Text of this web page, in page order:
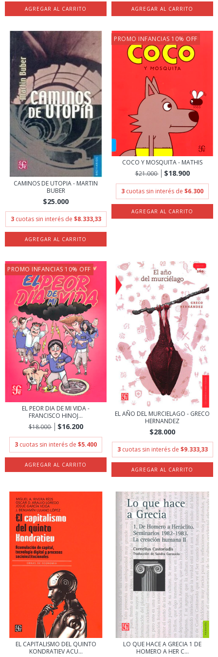
CAMINOS DE UTOPIA - MARTIN
BUBER
$25.000
3 cuotas sin interés de $8.333,33
PROMO INFANCIAS 10% OFF
COCO Y MOSQUITA - MATHIS
$21.000
$18.900
3 cuotas sin interés de $6.300
PROMO INFANCIAS 10% OFF
EL PEOR DIA DE MI VIDA -
FRANCISCO HINOJ...
$18.000
$16.200
3 cuotas sin interés de $5.400
EL AÑO DEL MURCIELAGO - GRECO
HERNANDEZ
$28.000
3 cuotas sin interés de $9.333,33
EL CAPITALISMO DEL QUINTO
KONDRATIEV ACU...
LO QUE HACE A GRECIA 1 DE
HOMERO A HER C...